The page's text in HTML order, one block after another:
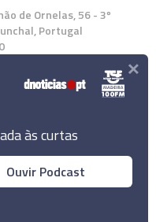
de Ornelas, 56 - 3º
Portugal
App
Notícias, Lda.
às curtas
Ouvir Podcast
×